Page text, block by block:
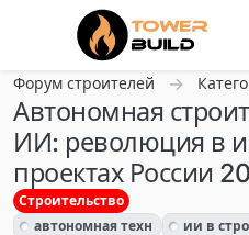
Перейти к содержанию
Форум строителей
Автономная
ИИ: революция в
проектах России
Строительство
автономная техн
ии в